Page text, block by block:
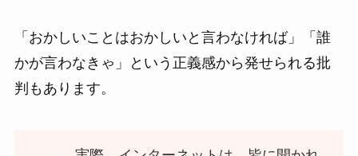
「おかしいことはおかしいと言わなければ」「誰
かが言わなきゃ」という正義感から発せられる批
判もあります。